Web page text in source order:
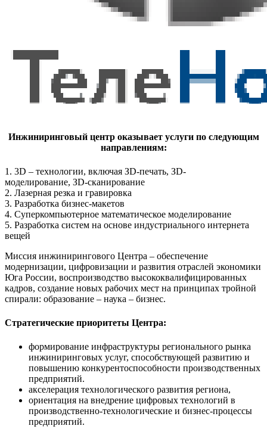
Инжиниринговый центр оказывает услуги по следующим
направлениям:
1. 3D – технологии, включая ЗD-печать, ЗD-
моделирование, ЗD-сканирование
2. Лазерная резка и гравировка
3. Разработка бизнес-макетов
4. Cуперкомпьютерное математическое моделирование
5. Разработка систем на основе индустриального интернета
вещей
Миссия инжинирингового Центра – обеспечение
модернизации, цифровизации и развития отраслей экономики
Юга России, воспроизводство высококвалифицированных
кадров, создание новых рабочих мест на принципах тройной
спирали: образование – наука – бизнес.
Стратегические приоритеты Центра:
формирование инфраструктуры регионального рынка
инжиниринговых услуг, способствующей развитию и
повышению конкурентоспособности производственных
предприятий.
акселерация технологического развития региона,
ориентация на внедрение цифровых технологий в
производственно-технологические и бизнес-процессы
предприятий.